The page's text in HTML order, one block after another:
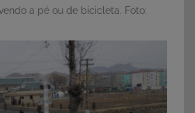
a pé ou de bicicleta. Foto: